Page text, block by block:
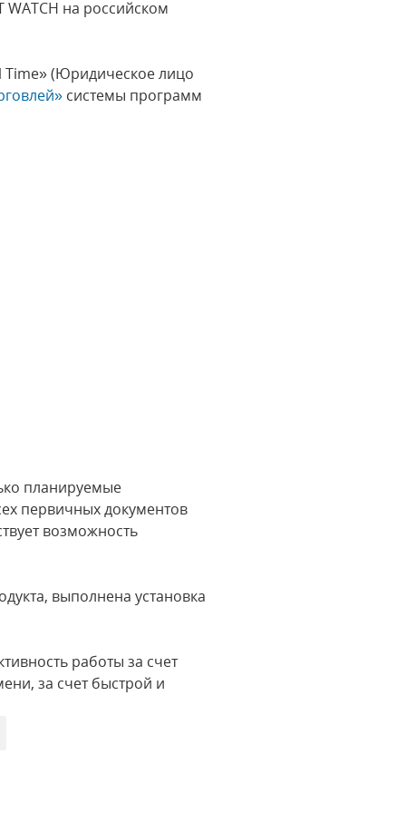
на российском
Time» (Юридическое лицо
системы программ
планируемые
первичных документов
возможность
выполнена установка
работы за счет
за счет быстрой и